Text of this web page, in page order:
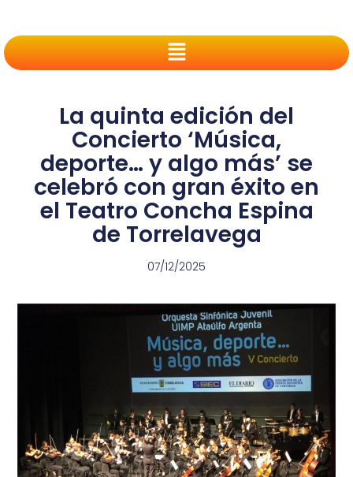
La quinta edición del
Concierto ‘Música,
deporte… y algo más’ se
celebró con gran éxito en
el Teatro Concha Espina
de Torrelavega
07/12/2025